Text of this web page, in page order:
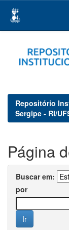
navigation
Repositório
Sergipe - RI/
Página
Buscar em:
por